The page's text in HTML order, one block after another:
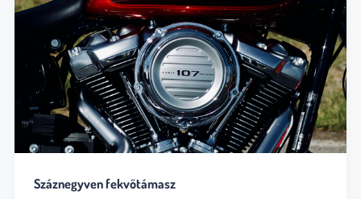
Száznegyven fekvőtámasz